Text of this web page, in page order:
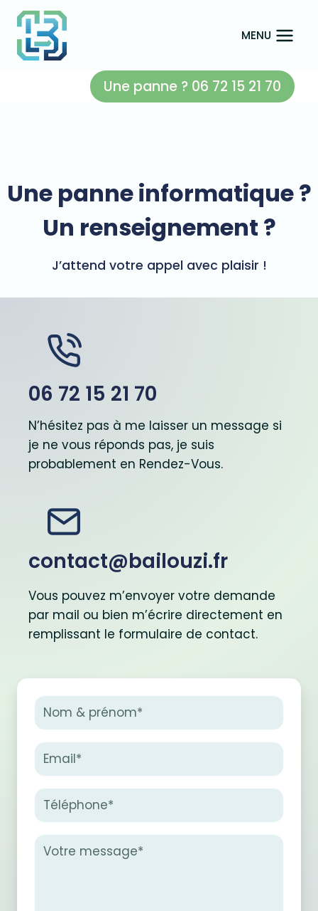
Aller
contenu
MENU
Une panne ? 06 72 15 21 70
Une panne informatique ?
Un renseignement ?
J’attend votre appel avec plaisir !
06 72 15 21 70
N’hésitez pas à me laisser un message si
je ne vous réponds pas, je suis
probablement en Rendez-Vous.
contact@bailouzi.fr
Vous pouvez m’envoyer votre demande
par mail ou bien m’écrire directement en
remplissant le formulaire de contact.